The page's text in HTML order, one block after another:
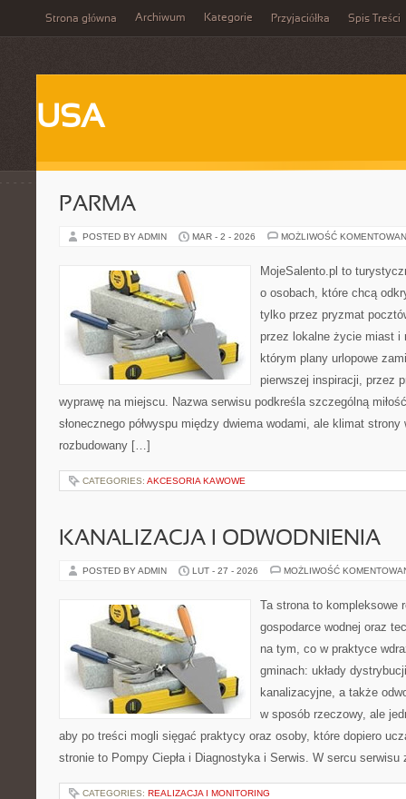
Strona główna Archiwum Kategorie Przyjaciółka Spis Treści
USA
PARMA
POSTED BY ADMIN MAR - 2 - 2026 MOŻLIWOŚĆ
MojeSalento.pl to
o osobach, które chcą
tylko przez pryzmat
przez lokalne życie miast i
którym plany urlopowe
pierwszej inspiracji, przez
wyprawę na miejscu. Nazwa serwisu podkreśla szczególną
słonecznego półwyspu między dwiema wodami, ale klimat
rozbudowany […]
CATEGORIES: AKCESORIA KAWOWE
KANALIZACJA I ODWODNIENIA
POSTED BY ADMIN LUT - 27 - 2026 MOŻLIWOŚĆ
Ta strona to kompleksowe
gospodarce wodnej oraz
na tym, co w praktyce
gminach: układy
kanalizacyjne, a także
w sposób rzeczowy, ale
aby po treści mogli sięgać praktycy oraz osoby, które dopiero
stronie to Pompy Ciepła i Diagnostyka i Serwis. W sercu
CATEGORIES: REALIZACJA I MONITORING